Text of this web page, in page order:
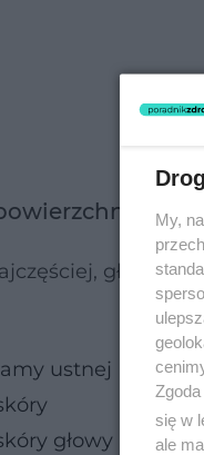
głównie
ustnej
głowy
My,
się w
ale